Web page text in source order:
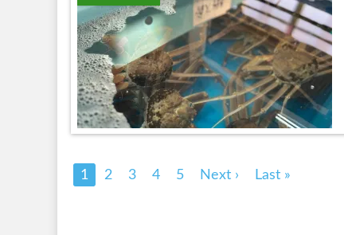
1 2 3 4 5 Next › Last »